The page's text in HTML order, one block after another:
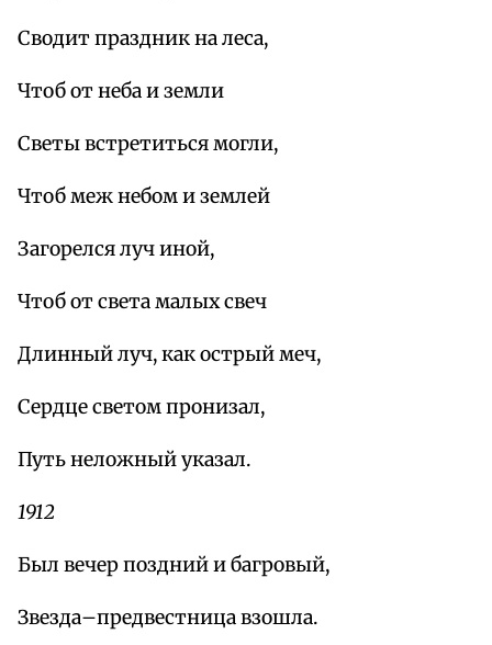
Сводит праздник на леса,
Чтоб от неба и земли
Светы встретиться могли,
Чтоб меж небом и землей
Загорелся луч иной,
Чтоб от света малых свеч
Длинный луч, как острый меч,
Сердце светом пронизал,
Путь неложный указал.
1912
Был вечер поздний и багровый,
Звезда–предвестница взошла.